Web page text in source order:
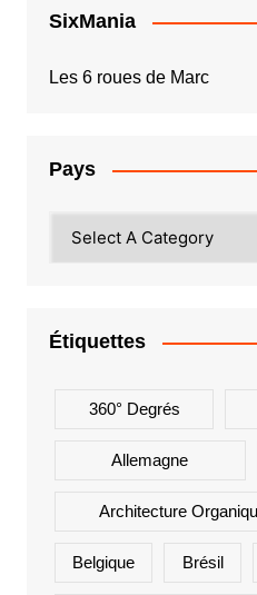
SixMania
Les 6 roues de Marc
Pays
Étiquettes
360° Degrés
Allemagne
Architecture
Belgique Brésil